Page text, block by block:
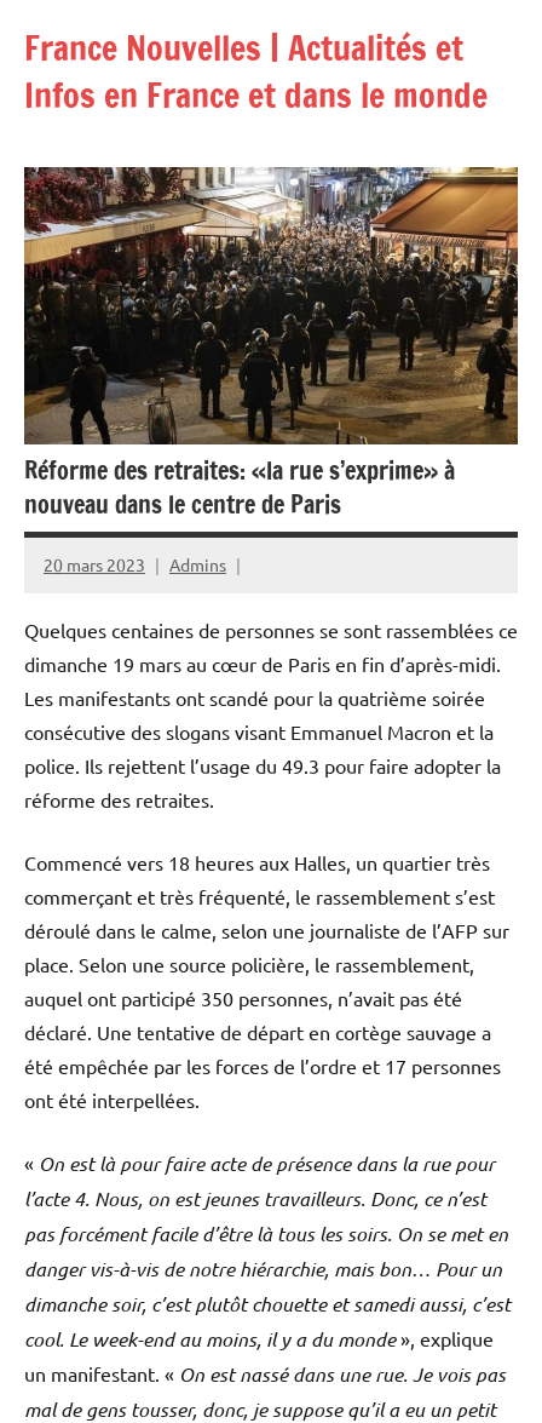
contenu
France Nouvelles | Actualités et
Infos en France et dans le monde
Réforme des retraites: «la rue s’exprime» à
nouveau dans le centre de Paris
20 mars 2023 Admins
Quelques centaines de personnes se sont rassemblées ce
dimanche 19 mars au cœur de Paris en fin d’après-midi.
Les manifestants ont scandé pour la quatrième soirée
consécutive des slogans visant Emmanuel Macron et la
police. Ils rejettent l’usage du 49.3 pour faire adopter la
réforme des retraites.
Commencé vers 18 heures aux Halles, un quartier très
commerçant et très fréquenté, le rassemblement s’est
déroulé dans le calme, selon une journaliste de l’AFP sur
place. Selon une source policière, le rassemblement,
auquel ont participé 350 personnes, n’avait pas été
déclaré. Une tentative de départ en cortège sauvage a
été empêchée par les forces de l’ordre et 17 personnes
ont été interpellées.
« On est là pour faire acte de présence dans la rue pour
l’acte4. Nous, on est jeunes travailleurs. Donc, ce n’est
pas forcément facile d’être là tous les soirs. On se met en
danger vis-à-vis de notre hiérarchie, mais bon… Pour un
dimanche soir, c’est plutôt chouette et samedi aussi, c’est
cool. Le week-end au moins, il y a du monde», explique
un manifestant. « On estnassé dans une rue. Je vois pas
mal de gens tousser, donc, je suppose qu’il a eu un petit